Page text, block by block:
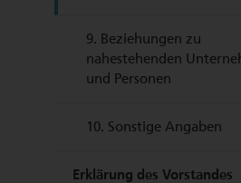
9. Beziehungen zu
nahestehenden
und Personen
10. Sonstige Angaben
Erklärung des Vorstandes